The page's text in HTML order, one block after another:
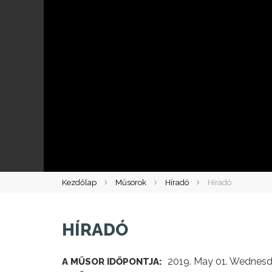
Kezdőlap Műsorok Híradó Híradó
HÍRADÓ
A MŰSOR IDŐPONTJA: 2019. May 01.